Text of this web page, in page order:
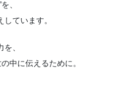
、
ています。
、
中に伝えるために。